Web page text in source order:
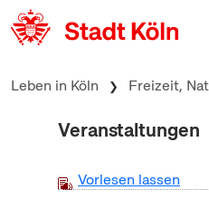
zum Inhalt springen
Leben in Köln Freizeit,
Veranstaltungen
Vorlesen lassen